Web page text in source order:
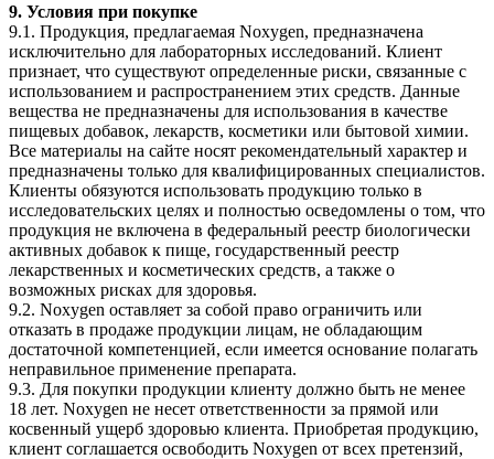
9.⁠ ⁠Условия при покупке
9.1. Продукция, предлагаемая Noxygen, предназначена
исключительно для лабораторных исследований. Клиент
признает, что существуют определенные риски, связанные с
использованием и распространением этих средств. Данные
вещества не предназначены для использования в качестве
пищевых добавок, лекарств, косметики или бытовой химии.
Все материалы на сайте носят рекомендательный характер и
предназначены только для квалифицированных специалистов.
Клиенты обязуются использовать продукцию только в
исследовательских целях и полностью осведомлены о том, что
продукция не включена в федеральный реестр биологически
активных добавок к пище, государственный реестр
лекарственных и косметических средств, а также о
возможных рисках для здоровья.
9.2. Noxygen оставляет за собой право ограничить или
отказать в продаже продукции лицам, не обладающим
достаточной компетенцией, если имеется основание полагать
неправильное применение препарата.
9.3. Для покупки продукции клиенту должно быть не менее
18 лет. Noxygen не несет ответственности за прямой или
косвенный ущерб здоровью клиента. Приобретая продукцию,
клиент соглашается освободить Noxygen от всех претензий,